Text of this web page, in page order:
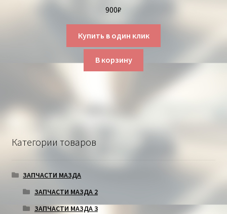
900₽
Купить в один клик
В корзину
Категории товаров
ЗАПЧАСТИ МАЗДА
ЗАПЧАСТИ МАЗДА 2
ЗАПЧАСТИ МАЗДА 3